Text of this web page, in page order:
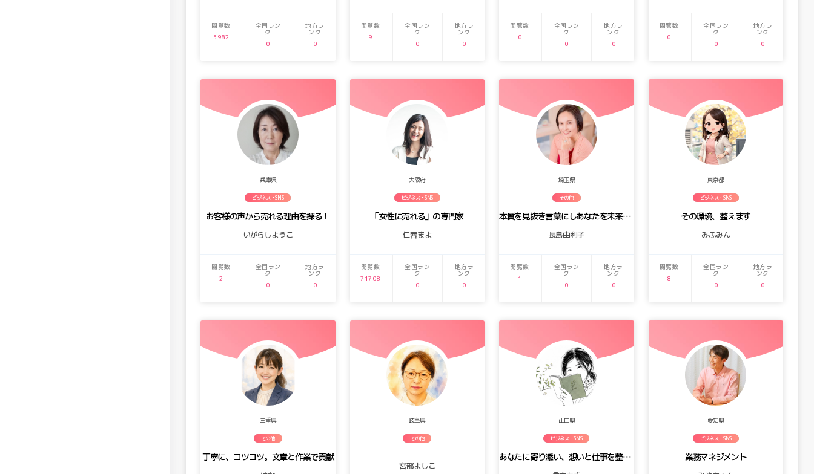
閲覧数
5982
全国ラン
ク
0
地方ラ
ンク
0
閲覧数
9
全国ラン
ク
0
地方ラ
ンク
0
閲覧数
0
全国ラン
ク
0
地方ラ
ンク
0
閲覧数
0
全国ラン
ク
0
地方ラ
ンク
0
兵庫県
ビジネス・SNS
お客様の声から売れる理由を探る！
いがらしようこ
閲覧数
2
全国ラン
ク
0
地方ラ
ンク
0
大阪府
ビジネス・SNS
「女性に売れる」の専門家
仁蓉まよ
閲覧数
71708
全国ラン
ク
0
地方ラ
ンク
0
埼玉県
その他
本質を見抜き言葉にしあなたを未来へ動かす
長島由利子
閲覧数
1
全国ラン
ク
0
地方ラ
ンク
0
東京都
ビジネス・SNS
その環境、整えます
みふみん
閲覧数
8
全国ラン
ク
0
地方ラ
ンク
0
三重県
その他
丁寧に、コツコツ。文章と作業で貢献
岐阜県
その他
宮部よしこ
山口県
ビジネス・SNS
あなたに寄り添い、想いと仕事を整える
愛知県
ビジネス・SNS
業務マネジメント